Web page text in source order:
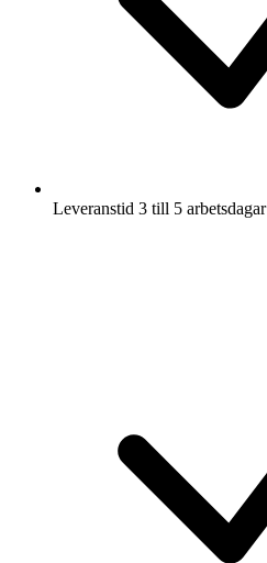
Leveranstid 3 till 5 arbetsdagar